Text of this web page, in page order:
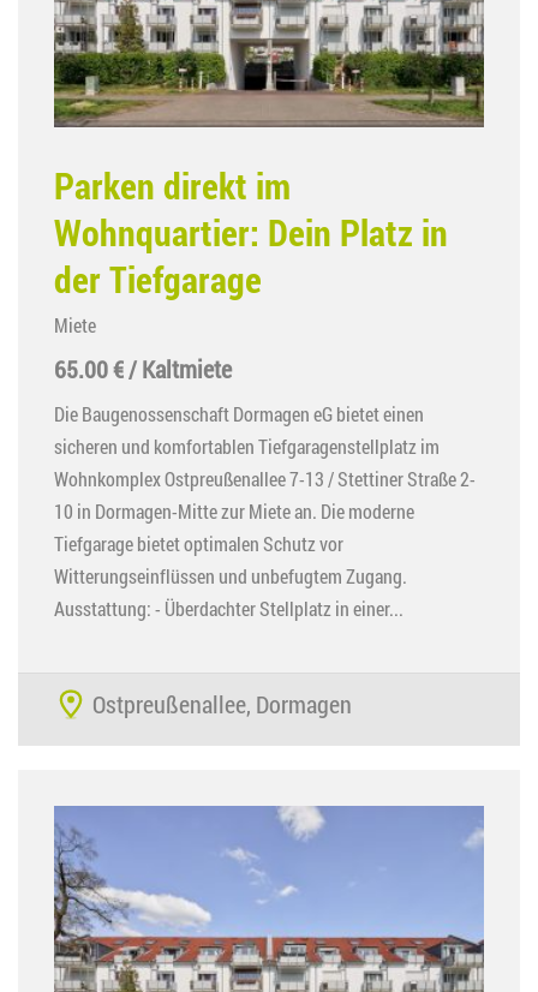
Parken direkt im
Wohnquartier: Dein Platz in
der Tiefgarage
Miete
65.00 € / Kaltmiete
Die Baugenossenschaft Dormagen eG bietet einen
sicheren und komfortablen Tiefgaragenstellplatz im
Wohnkomplex Ostpreußenallee 7-13 / Stettiner Straße 2-
10 in Dormagen-Mitte zur Miete an. Die moderne
Tiefgarage bietet optimalen Schutz vor
Witterungseinflüssen und unbefugtem Zugang.
Ausstattung: - Überdachter Stellplatz in einer...
Ostpreußenallee, Dormagen